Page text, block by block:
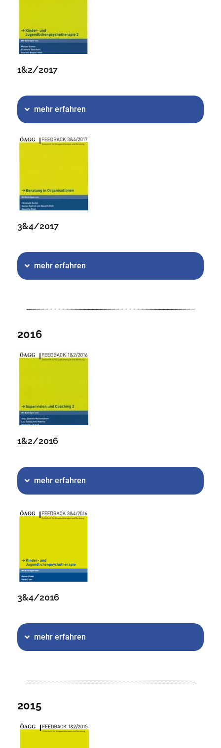
1&2/2017
mehr erfahren
3&4/2017
mehr erfahren
2016
1&2/2016
mehr erfahren
3&4/2016
mehr erfahren
2015